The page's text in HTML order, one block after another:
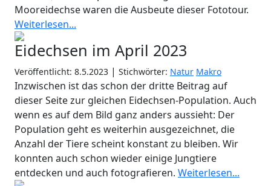
Mooreidechse waren die Ausbeute dieser Fototour.
Weiterlesen...
Eidechsen im April 2023
Veröffentlicht: 8.5.2023 | Stichwörter: Natur Makro
Inzwischen ist das schon der dritte Beitrag auf
dieser Seite zur gleichen Eidechsen-Population. Auch
wenn es auf dem Bild ganz anders aussieht: Der
Population geht es weiterhin ausgezeichnet, die
Anzahl der Tiere scheint konstant zu bleiben. Wir
konnten auch schon wieder einige Jungtiere
entdecken und auch fotografieren. Weiterlesen...